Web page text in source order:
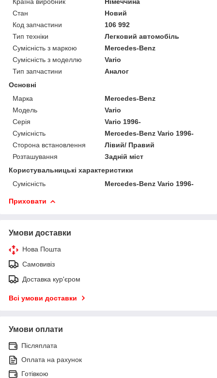
Стан
Новий
Код запчастини
106 992
Тип техніки
Легковий автомобіль
Сумісність з маркою
Mercedes-Benz
Сумісність з моделлю
Vario
Тип запчастини
Аналог
Основні
Марка
Mercedes-Benz
Модель
Vario
Серія
Vario 1996-
Сумісність
Mercedes-Benz Vario 1996-
Сторона встановлення
Лівий/ Правий
Розташування
Задній міст
Користувальницькі характеристики
Сумісність
Mercedes-Benz Vario 1996-
Приховати
Умови доставки
Нова Пошта
Самовивіз
Доставка кур'єром
Всі умови доставки
Умови оплати
Післяплата
Оплата на рахунок
Готівкою